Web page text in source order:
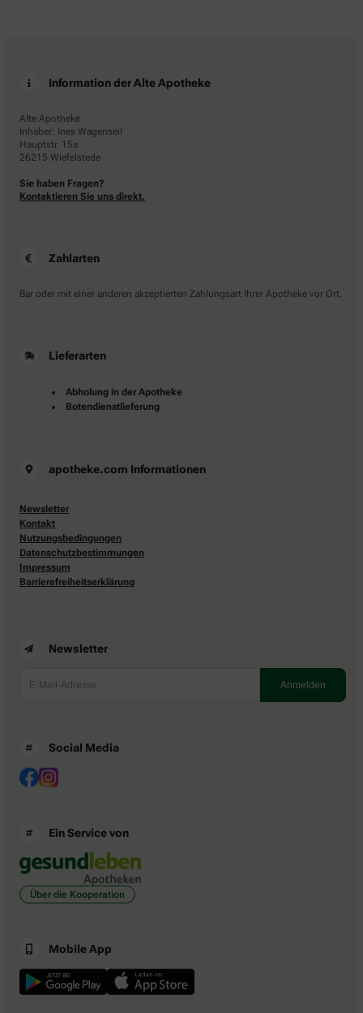
Information der Alte Apotheke
Alte Apotheke
Inhaber: Ines Wagenseil
Hauptstr. 15a
26215 Wiefelstede
Sie haben Fragen?
Kontaktieren Sie uns direkt.
Zahlarten
Bar oder mit einer anderen akzeptierten Zahlungsart Ihrer Apotheke vor Ort.
Lieferarten
Abholung in der Apotheke
Botendienstlieferung
apotheke.com Informationen
Newsletter
Kontakt
Nutzungsbedingungen
Datenschutzbestimmungen
Impressum
Barrierefreiheitserklärung
Newsletter
Social Media
Ein Service von
Über die Kooperation
Mobile App